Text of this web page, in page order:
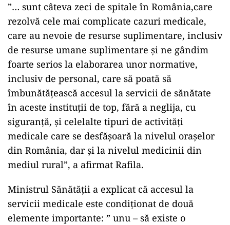
”… sunt câteva zeci de spitale în România,care
rezolvă cele mai complicate cazuri medicale,
care au nevoie de resurse suplimentare, inclusiv
de resurse umane suplimentare şi ne gândim
foarte serios la elaborarea unor normative,
inclusiv de personal, care să poată să
îmbunătăţească accesul la servicii de sănătate
în aceste instituţii de top, fără a neglija, cu
siguranţă, şi celelalte tipuri de activităţi
medicale care se desfăşoară la nivelul oraşelor
din România, dar şi la nivelul medicinii din
mediul rural”, a afirmat Rafila.
Ministrul Sănătății a explicat că accesul la
servicii medicale este condiționat de două
elemente importante: ” unu – să existe o